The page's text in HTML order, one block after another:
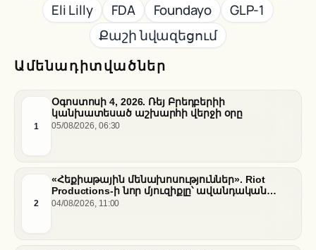
Ամենադիտվածներ
1
Օգոստոսի 4, 2026. Ռեյ Բրեդբերիի
կանխատեսած աշխարհի վերջի օրը
05/08/2026, 06:30
2
«Հեքիաթային մենախոսություններ». Riot
Productions-ի նոր մյուզիքլը՝ ավանդական
պատմությունների նոր վերաիմաստավորում
04/08/2026, 11:00
Eli Lilly FDA Foundayo
GLP-1
Քաշի նվազեցում